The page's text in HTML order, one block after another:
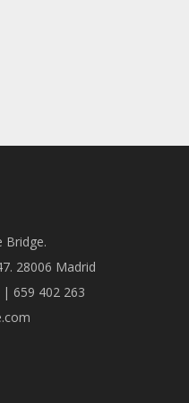
Bridge.
28006 Madrid
| 659 402 263